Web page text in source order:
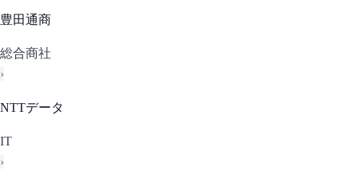
豊田通商
総合商社
›
NTTデータ
IT
›